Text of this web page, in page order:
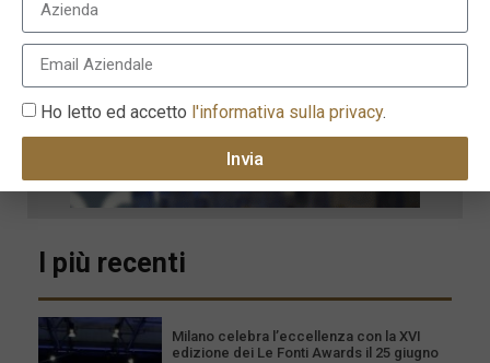
I più recenti
Milano celebra l’eccellenza con la XVI
edizione dei Le Fonti Awards il 25 giugno
Ho letto ed accetto l'informativa sulla privacy.
Invia